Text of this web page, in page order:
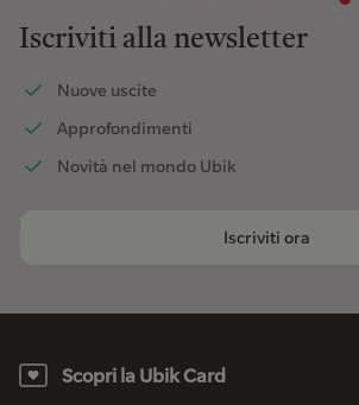
Iscriviti alla newsletter
Nuove uscite
Approfondimenti
Novità nel mondo Ubik
Iscriviti ora
Scopri la Ubik Card